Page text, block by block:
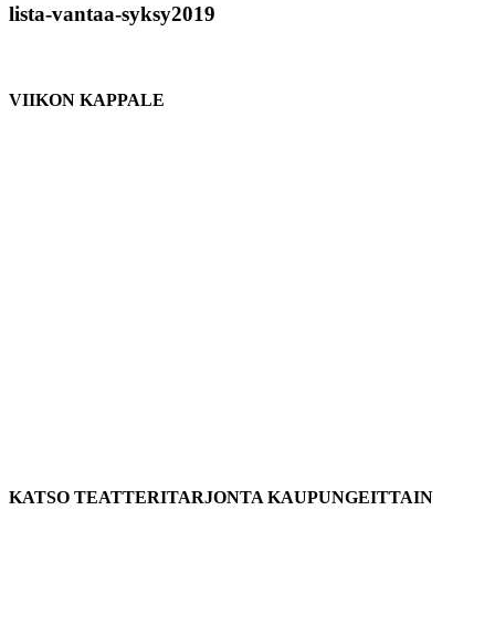
lista-vantaa-syksy2019
VIIKON KAPPALE
KATSO TEATTERITARJONTA KAUPUNGEITTAIN